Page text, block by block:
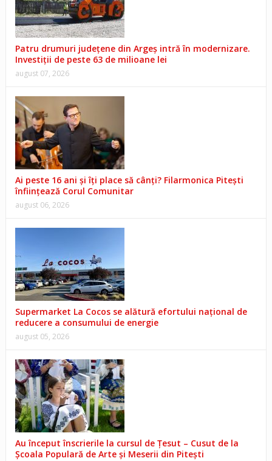
Patru drumuri județene din Argeș intră în modernizare.
Investiții de peste 63 de milioane lei
august 07, 2026
Ai peste 16 ani și îți place să cânți? Filarmonica Pitești
înființează Corul Comunitar
august 06, 2026
Supermarket La Cocos se alătură efortului național de
reducere a consumului de energie
august 05, 2026
Au început înscrierile la cursul de Țesut – Cusut de la
Școala Populară de Arte și Meserii din Pitești